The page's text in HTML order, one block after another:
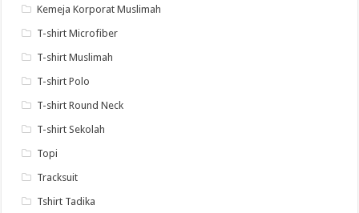
Kemeja Korporat Muslimah
T-shirt Microfiber
T-shirt Muslimah
T-shirt Polo
T-shirt Round Neck
T-shirt Sekolah
Topi
Tracksuit
Tshirt Tadika